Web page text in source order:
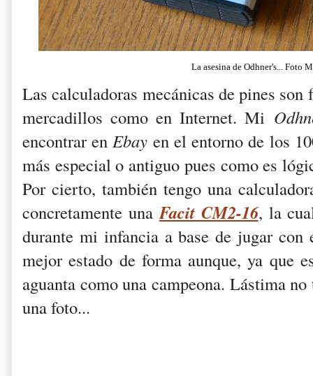
La asesina de Odhner's... Foto
Las calculadoras mecánicas de pines
mercadillos como en Internet. Mi
encontrar enEbay en el entorno de los
más especial o antiguo pues como es
Por cierto, también tengo una
concretamente unaFacit CM2-16, la
durante mi infancia a base de jugar
mejor estado de forma aunque, ya que
aguanta como una campeona. Lástima
una foto...